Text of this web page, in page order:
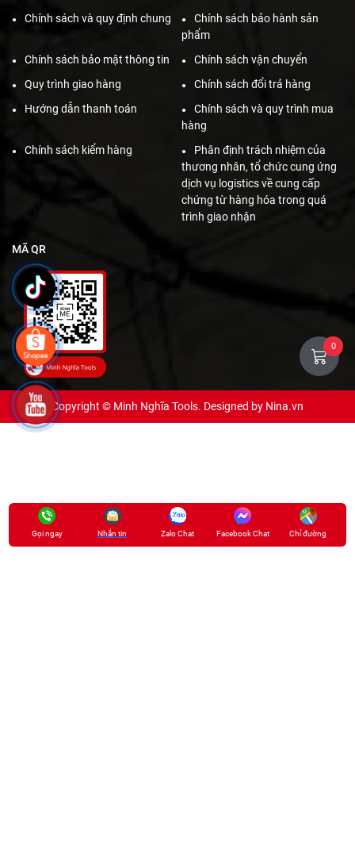
Chính sách và quy định chung
Chính sách bảo hành sản
phẩm
Chính sách bảo mật thông tin
Chính sách vận chuyển
Quy trình giao hàng
Chính sách đổi trả hàng
Hướng dẫn thanh toán
Chính sách và quy trình mua
hàng
Chính sách kiểm hàng
Phân định trách nhiệm của
thương nhân, tổ chức cung ứng
dịch vụ logistics về cung cấp
chứng từ hàng hóa trong quá
trình giao nhận
MÃ QR
Copyright © Minh Nghĩa Tools. Designed by Nina.vn
0
Gọi ngay Nhắn tin Zalo Chat Facebook Chat Chỉ đường